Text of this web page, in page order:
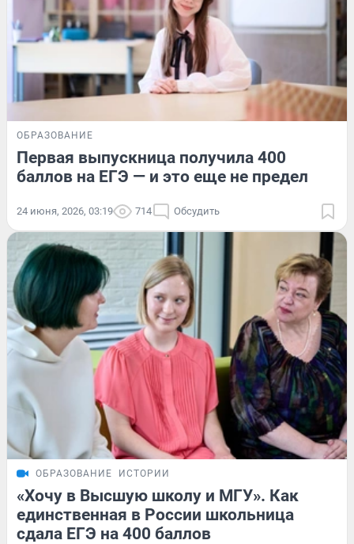
ОБРАЗОВАНИЕ
Первая выпускница получила 400
баллов на ЕГЭ — и это еще не предел
24 июня, 2026, 03:19 714 Обсудить
ОБРАЗОВАНИЕ ИСТОРИИ
«Хочу в Высшую школу и МГУ». Как
единственная в России школьница
сдала ЕГЭ на 400 баллов